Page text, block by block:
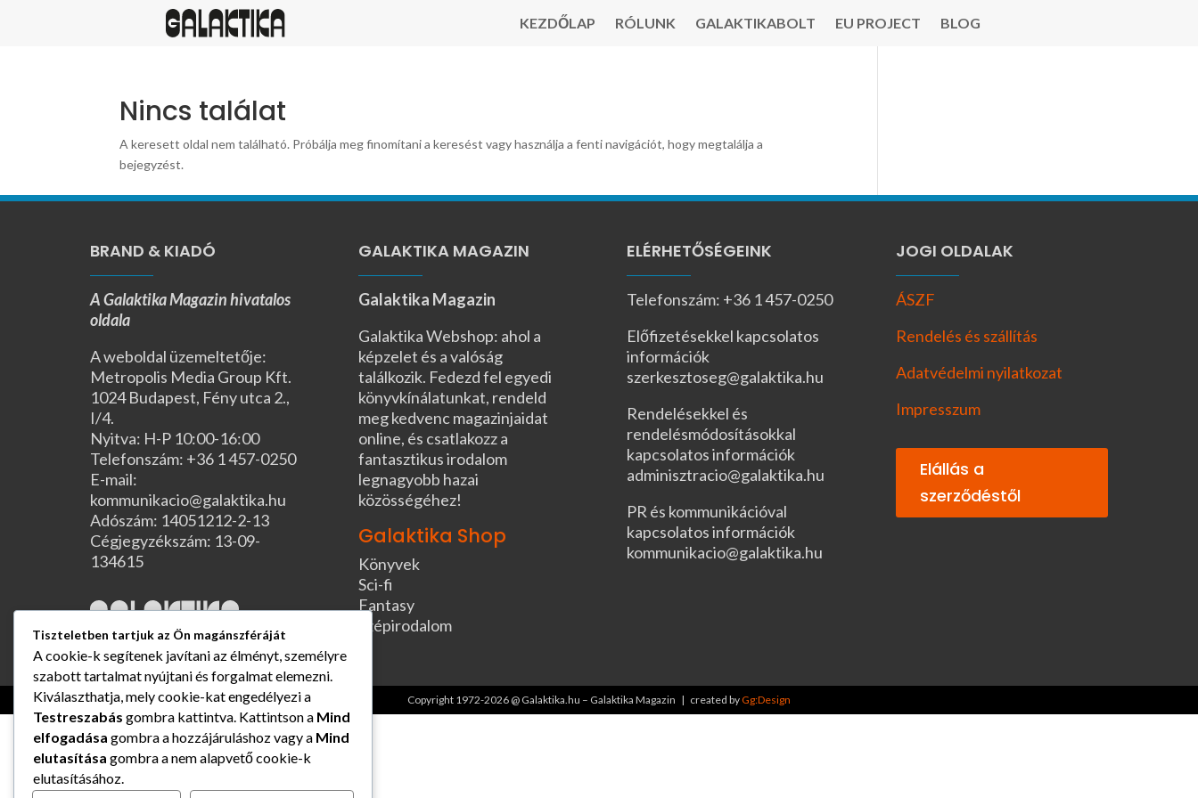
KEZDŐLAP RÓLUNK GALAKTIKABOLT EU PROJECT BLOG
Nincs találat
A keresett oldal nem található. Próbálja meg finomítani a keresést vagy használja a fenti navigációt, hogy megtalálja a
bejegyzést.
BRAND & KIADÓ
A Galaktika Magazin hivatalos
oldala
A weboldal üzemeltetője:
Metropolis Media Group Kft.
1024 Budapest, Fény utca 2.,
I/4.
Nyitva: H-P 10:00-16:00
Telefonszám: +36 1 457-0250
E-mail:
kommunikacio@galaktika.hu
Adószám: 14051212-2-13
Cégjegyzékszám: 13-09-
134615
GALAKTIKA MAGAZIN
Galaktika Magazin
Galaktika Webshop: ahol a
képzelet és a valóság
találkozik. Fedezd fel egyedi
könyvkínálatunkat, rendeld
meg kedvenc magazinjaidat
online, és csatlakozz a
fantasztikus irodalom
legnagyobb hazai
közösségéhez!
Galaktika Shop
Könyvek
Sci-fi
Fantasy
Szépirodalom
ELÉRHETŐSÉGEINK
Telefonszám: +36 1 457-0250
Előfizetésekkel kapcsolatos
információk
szerkesztoseg@galaktika.hu
Rendelésekkel és
rendelésmódosításokkal
kapcsolatos információk
adminisztracio@galaktika.hu
PR és kommunikációval
kapcsolatos információk
kommunikacio@galaktika.hu
JOGI OLDALAK
ÁSZF
Rendelés és szállítás
Adatvédelmi nyilatkozat
Impresszum
Elállás a
szerződéstől
Copyright 1972-2026 @ Galaktika.hu – Galaktika Magazin | created byGg:Design
Tiszteletben tartjuk az Ön magánszféráját
A cookie-k segítenek javítani az élményt, személyre
szabott tartalmat nyújtani és forgalmat elemezni.
Kiválaszthatja, mely cookie-kat engedélyezi a
Testreszabás gombra kattintva. Kattintson a Mind
elfogadása gombra a hozzájáruláshoz vagy a Mind
elutasítása gombra a nem alapvető cookie-k
elutasításához.